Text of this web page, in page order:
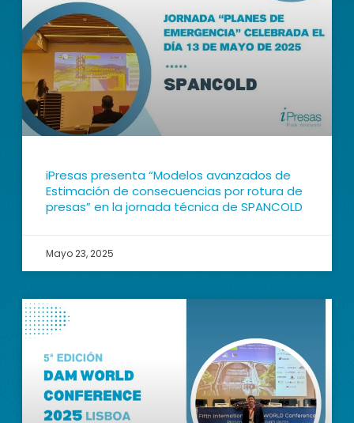
iPresas presenta “Modelos avanzados de
Estimación de consecuencias por rotura de
presas” en la jornada técnica de SPANCOLD
Mayo 23, 2025